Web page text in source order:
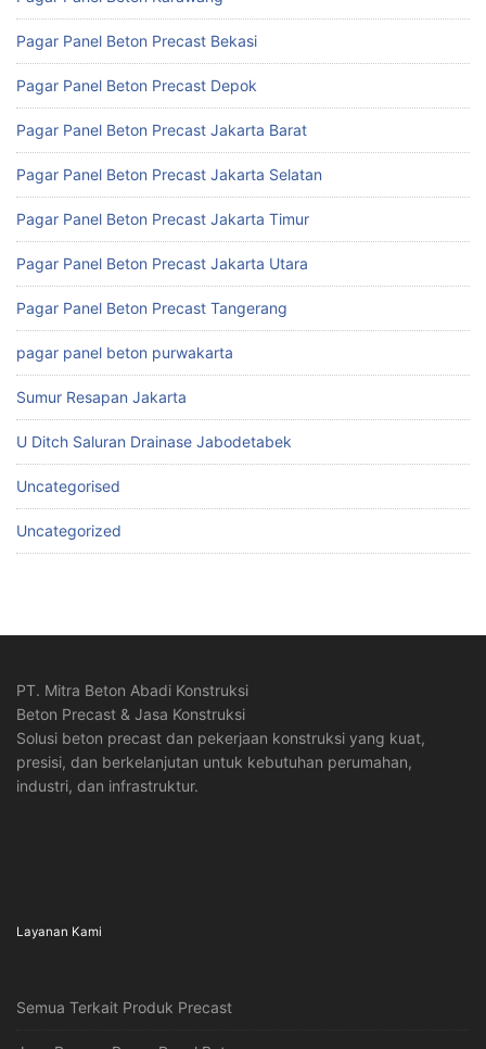
Pagar Panel Beton Precast Bekasi
Pagar Panel Beton Precast Depok
Pagar Panel Beton Precast Jakarta Barat
Pagar Panel Beton Precast Jakarta Selatan
Pagar Panel Beton Precast Jakarta Timur
Pagar Panel Beton Precast Jakarta Utara
Pagar Panel Beton Precast Tangerang
pagar panel beton purwakarta
Sumur Resapan Jakarta
U Ditch Saluran Drainase Jabodetabek
Uncategorised
Uncategorized
PT. Mitra Beton Abadi Konstruksi
Beton Precast & Jasa Konstruksi
Solusi beton precast dan pekerjaan konstruksi yang kuat,
presisi, dan berkelanjutan untuk kebutuhan perumahan,
industri, dan infrastruktur.
Layanan Kami
Semua Terkait Produk Precast